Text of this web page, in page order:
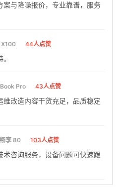
案与降噪报价，专业靠谱，服务
44人点赞
Pro 43人点赞
改造内容干货充足，品质稳定
享 80 103人点赞
咨询服务，设备问题可快速跟